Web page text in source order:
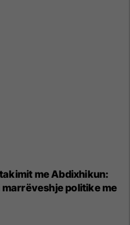
me Abdixhikun:
marrëveshje politike me